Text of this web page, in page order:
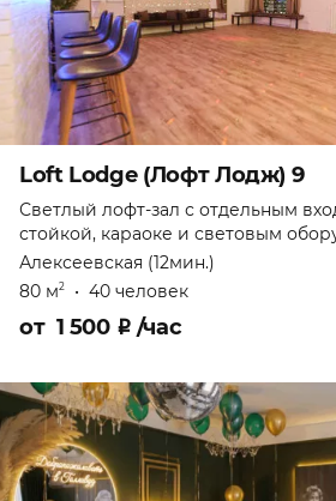
Loft Lodge (Лофт Лодж) 9
Светлый лофт-зал с отдельным
стойкой, караоке и световым
Алексеевская (12мин.)
80 м2 • 40 человек
от 1 500 ₽ /час